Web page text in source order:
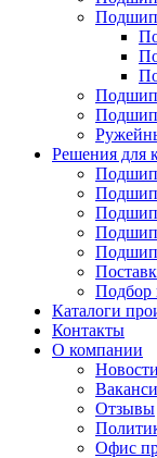
Решения для
Подбор
Каталоги
Контакты
О компании
Новости
Отзывы
Офис